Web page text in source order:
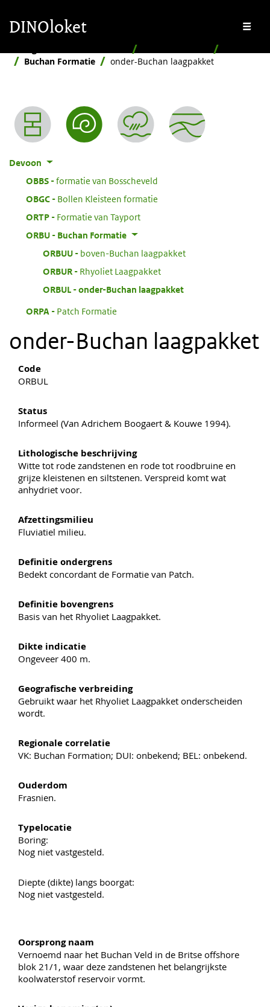
DINOloket
Buchan Formatie
onder-Buchan laagpakket
Nomenclator menu
Devoon
OBBS:
formatie van Bosscheveld
OBGC:
Bollen Kleisteen formatie
ORTP:
Formatie van Tayport
ORBU:
Buchan Formatie
ORBUU:
boven-Buchan laagpakket
ORBUR:
Rhyoliet Laagpakket
ORBUL
onder-Buchan laagpakket
ORPA
Patch Formatie
onder-Buchan laagpakket
Code
ORBUL
Status
Informeel (Van Adrichem Boogaert & Kouwe 1994).
Lithologische beschrijving
Witte tot rode zandstenen en rode tot roodbruine en
grijze kleistenen en siltstenen. Verspreid komt wat
anhydriet voor.
Afzettingsmilieu
Fluviatiel milieu.
Definitie ondergrens
Bedekt concordant de Formatie van Patch.
Definitie bovengrens
Basis van het Rhyoliet Laagpakket.
Dikte indicatie
Ongeveer 400 m.
Geografische verbreiding
Gebruikt waar het Rhyoliet Laagpakket onderscheiden
wordt.
Regionale correlatie
VK: Buchan Formation; DUI: onbekend; BEL: onbekend.
Ouderdom
Frasnien.
Typelocatie
Boring:
Nog niet vastgesteld.
Diepte (dikte) langs boorgat:
Nog niet vastgesteld.
Oorsprong naam
Vernoemd naar het Buchan Veld in de Britse offshore
blok 21/1, waar deze zandstenen het belangrijkste
koolwaterstof reservoir vormt.